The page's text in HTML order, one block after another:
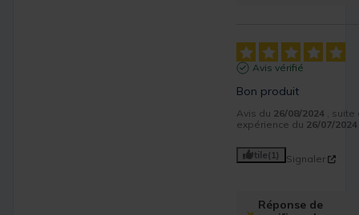
Avis vérifié
Bon produit
Avis du 26/08/2024 , suite
expérience du 26/07/2024
Utile(1) Signaler
Réponse de